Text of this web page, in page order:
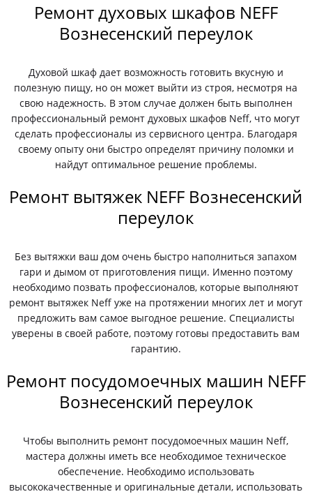
Ремонт духовых шкафов NEFF
Вознесенский переулок
Духовой шкаф дает возможность готовить вкусную и
полезную пищу, но он может выйти из строя, несмотря на
свою надежность. В этом случае должен быть выполнен
профессиональный ремонт духовых шкафов Neff, что могут
сделать профессионалы из сервисного центра. Благодаря
своему опыту они быстро определят причину поломки и
найдут оптимальное решение проблемы.
Ремонт вытяжек NEFF Вознесенский
переулок
Без вытяжки ваш дом очень быстро наполниться запахом
гари и дымом от приготовления пищи. Именно поэтому
необходимо позвать профессионалов, которые выполняют
ремонт вытяжек Neff уже на протяжении многих лет и могут
предложить вам самое выгодное решение. Специалисты
уверены в своей работе, поэтому готовы предоставить вам
гарантию.
Ремонт посудомоечных машин NEFF
Вознесенский переулок
Чтобы выполнить ремонт посудомоечных машин Neff,
мастера должны иметь все необходимое техническое
обеспечение. Необходимо использовать
высококачественные и оригинальные детали, использовать